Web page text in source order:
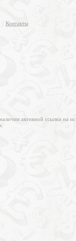
Контакты
активной ссылки на